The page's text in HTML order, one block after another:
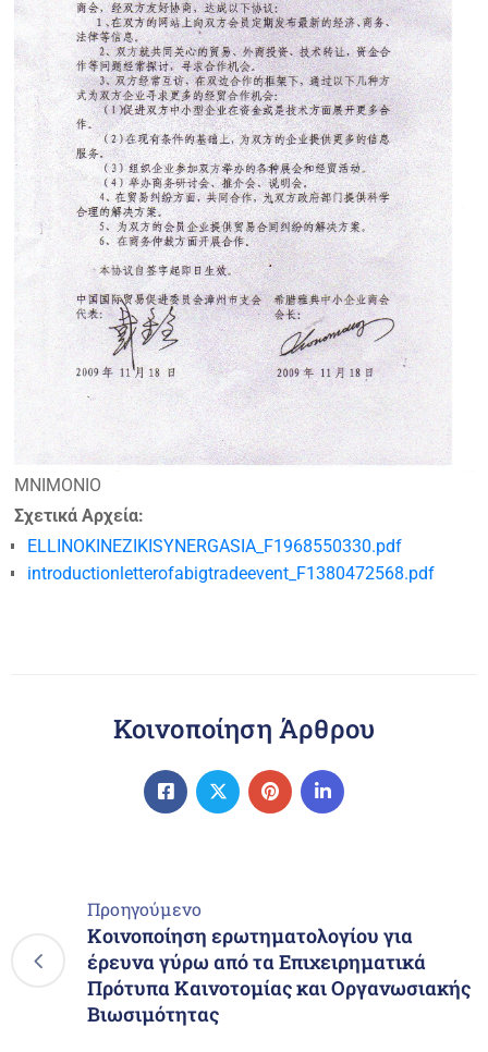
MNIMONIO
Σχετικά Αρχεία:
ELLINOKINEZIKISYNERGASIA_F1968550330.pdf
introductionletterofabigtradeevent_F1380472568.pdf
Κοινοποίηση Άρθρου
Προηγούμενο
Κοινοποίηση ερωτηματολογίου για
έρευνα γύρω από τα Επιχειρηματικά
Πρότυπα Καινοτομίας και Οργανωσιακής
Βιωσιμότητας